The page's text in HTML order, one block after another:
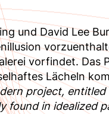
und David Lee
vorfindet. Das
Lächeln
project,
in idealized